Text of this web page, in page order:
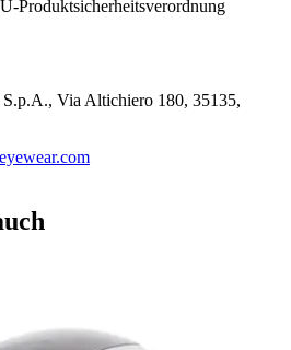
Produktsicherheitsverordnung
Via Altichiero 180, 35135,